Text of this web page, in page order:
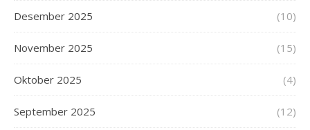
Desember 2025 (10)
November 2025 (15)
Oktober 2025 (4)
September 2025 (12)